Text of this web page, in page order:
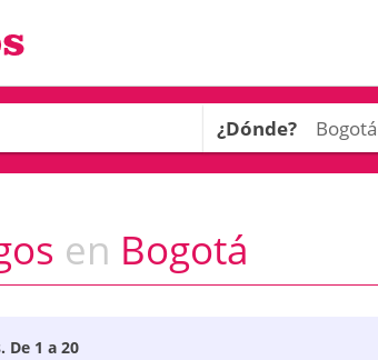
¿Dónde?
en Bogotá
De 1 a 20